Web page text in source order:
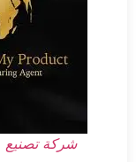
شركة تصنيع